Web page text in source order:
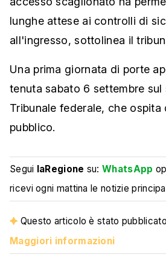
lunghe attese ai controlli di
all'ingresso, sottolinea il
Una prima giornata di porte
tenuta sabato 6 settembre sul
Tribunale federale, che
pubblico.
Segui laRegione su:WhatsApp
ricevi ogni mattina le notizie
Questo articolo è stato
Maggiori informazioni